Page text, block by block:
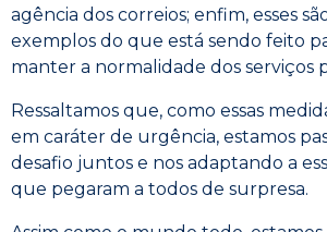
agência dos correios; enfim, esses
exemplos do que está sendo feito
manter a normalidade dos serviços
Ressaltamos que, como essas
em caráter de urgência, estamos
desafio juntos e nos adaptando a
que pegaram a todos de surpresa.